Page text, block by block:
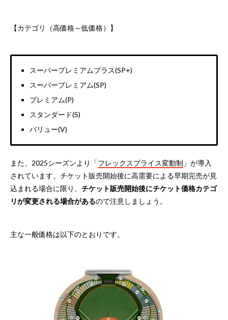
【カテゴリ（高価格～低価格）】
スーパープレミアムプラス(SP+)
スーパープレミアム(SP)
プレミアム(P)
スタンダード(S)
バリュー(V)
また、2025シーズンより「フレックスプライス変動制 」が導入
されています。チケット販売開始後に高需要による早期完売が見
込まれる場合に限り、 チケット販売開始後にチケット価格カテゴ
リが変更される場合があるので注意しましょう。
主な一般価格は以下のとおりです。